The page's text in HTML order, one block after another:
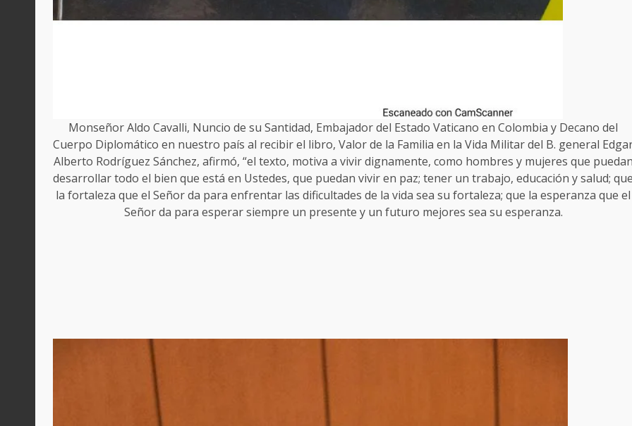
Monseñor Aldo Cavalli, Nuncio de su Santidad, Embajador del Estado Vaticano en Colombia y Decano del
Cuerpo Diplomático en nuestro país al recibir el libro, Valor de la Familia en la Vida Militar del B. general
Alberto Rodríguez Sánchez, afirmó, “el texto, motiva a vivir dignamente, como hombres y mujeres que puedan
desarrollar todo el bien que está en Ustedes, que puedan vivir en paz; tener un trabajo, educación y salud; que
la fortaleza que el Señor da para enfrentar las dificultades de la vida sea su fortaleza; que la esperanza que el
Señor da para esperar siempre un presente y un futuro mejores sea su esperanza.